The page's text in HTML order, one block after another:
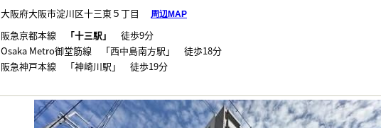
大阪府大阪市淀川区十三東５丁目 周辺MAP
阪急京都本線 「十三駅」
徒歩9分
Osaka Metro御堂筋線 「西中島南方駅」 徒歩18分
阪急神戸本線 「神崎川駅」 徒歩19分